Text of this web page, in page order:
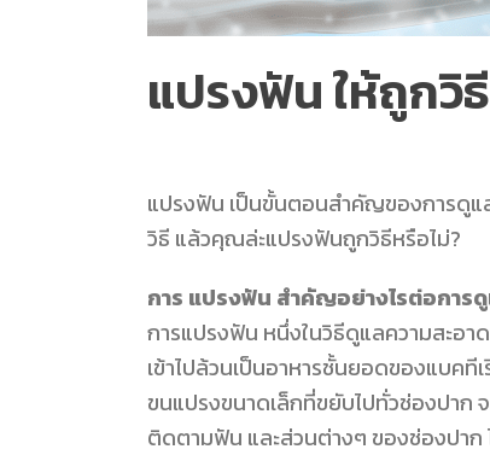
แปรงฟัน ให้ถูกวิ
แปรงฟัน เป็นขั้นตอนสำคัญของการดูแ
วิธี แล้วคุณล่ะแปรงฟันถูกวิธีหรือไม่?
การ แปรงฟัน สำคัญอย่างไรต่อการ
การแปรงฟัน หนึ่งในวิธีดูแลความสะอา
เข้าไปล้วนเป็นอาหารชั้นยอดของแบคที
ขนแปรงขนาดเล็กที่ขยับไปทั่วช่องปาก
ติดตามฟัน และส่วนต่างๆ ของช่องปาก